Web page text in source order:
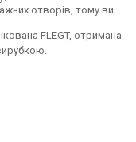
отворів, тому ви
FLEGT, отримана